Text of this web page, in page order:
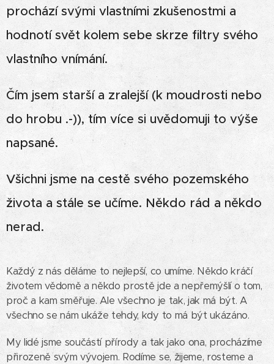
prochází svými vlastními zkušenostmi a
hodnotí svět kolem sebe skrze filtry svého
vlastního vnímání.
Čím jsem starší a zralejší (k moudrosti nebo
do hrobu .-)), tím více si uvědomuji to výše
napsané.
Všichni jsme na cestě svého pozemského
života a stále se učíme. Někdo rád a někdo
nerad.
Každý z nás děláme to nejlepší, co umíme. Někdo kráčí
životem vědomě a někdo prostě jde a nepřemýšlí o tom,
proč a kam směřuje. Ale všechno je tak, jak má být. A
všechno se nám ukáže tehdy, kdy to má být ukázáno.
My lidé jsme součástí přírody a tak jako ona, procházíme
přirozeně svým vývojem. Rodíme se, žijeme, rosteme a